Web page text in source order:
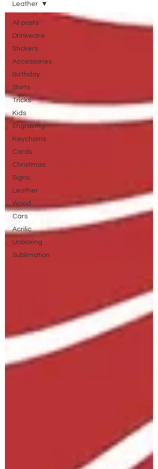
All posts
Drinkware
Stickers
Accessories
Birthday
Shirts
Tricks
Kids
Engraving
Keychains
Cards
Christmas
Signs
Leather
Wood
Cars
Acrilic
Unboxing
Sublimation
Leather